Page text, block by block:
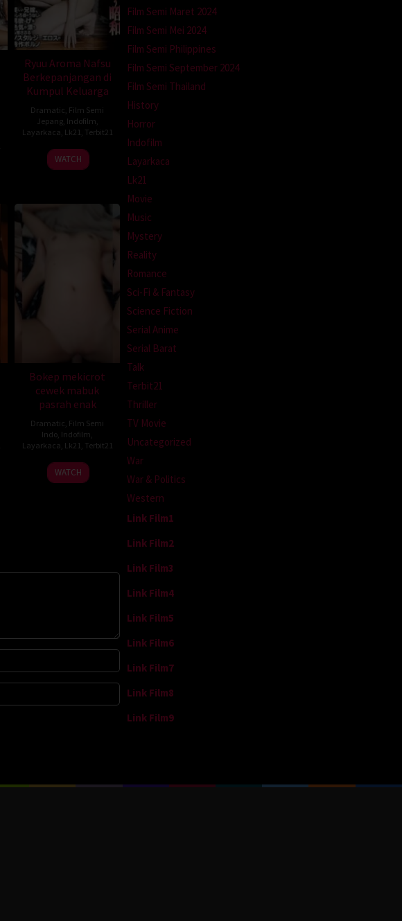
Ryuu Aroma Nafsu
Berkepanjangan di
Kumpul Keluarga
Dramatic Film Semi
Jepang, Indofilm
Layarkaca Lk21 Terbit21
WATCH
Bokep mekicrot
cewek mabuk
pasrah enak
Dramatic Film Semi
Indo Indofilm
Layarkaca Lk21 Terbit21
WATCH
Film Semi Maret 2024
Film Semi Mei 2024
Film Semi Philippines
Film Semi September 2024
Film Semi Thailand
History
Horror
Indofilm
Layarkaca
Lk21
Movie
Music
Mystery
Reality
Romance
Sci-Fi & Fantasy
Science Fiction
Serial Anime
Serial Barat
Talk
Terbit21
Thriller
TV Movie
Uncategorized
War
War & Politics
Western
Link Film1
Link Film2
Link Film3
Link Film4
Link Film5
Link Film6
Link Film7
Link Film8
Link Film9